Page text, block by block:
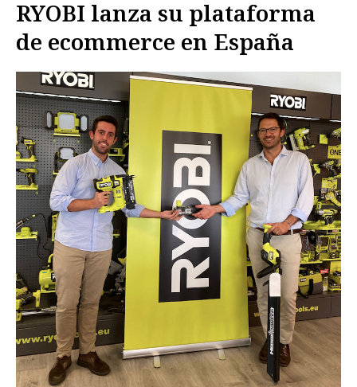
RYOBI lanza su plataforma
de ecommerce en España